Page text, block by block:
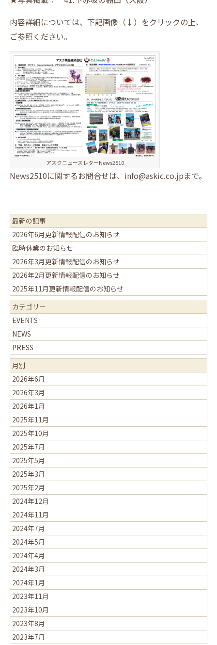
内容詳細については、下記画像（↓）をクリックの上、
ご参照ください。
アスクニュースレターNews2510
News2510に関するお問合せは、info@askic.co.jpまで。
最新の記事
2026年6月更新情報配信のお知らせ
臨時休業のお知らせ
2026年3月更新情報配信のお知らせ
2026年2月更新情報配信のお知らせ
2025年11月更新情報配信のお知らせ
カテゴリー
EVENTS
NEWS
PRESS
月別
2026年6月
2026年3月
2026年1月
2025年11月
2025年10月
2025年7月
2025年5月
2025年3月
2025年2月
2024年12月
2024年11月
2024年7月
2024年5月
2024年4月
2024年3月
2024年1月
2023年11月
2023年10月
2023年8月
2023年7月